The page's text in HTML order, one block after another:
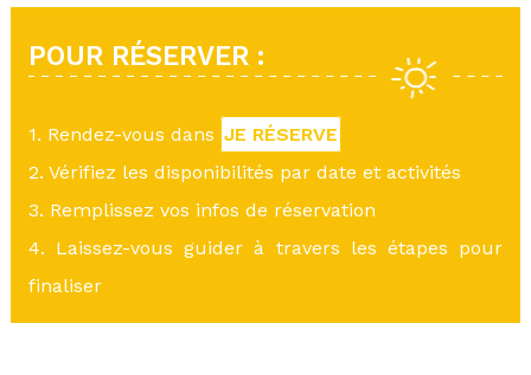
POUR RÉSERVER :
1. Rendez-vous dans JE RÉSERVE
2. Vérifiez les disponibilités par date et activités
3. Remplissez vos infos de réservation
4. Laissez-vous guider à travers les étapes pour
finaliser